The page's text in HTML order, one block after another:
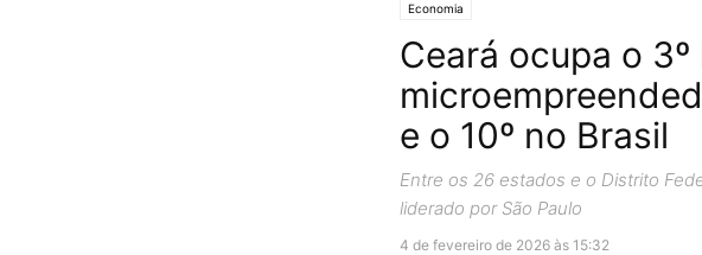
Economia
Ceará ocupa o
e o 10º no Brasil
Entre os 26 estados e o Distrito
liderado por São Paulo
4 de fevereiro de 2026 às 15:32